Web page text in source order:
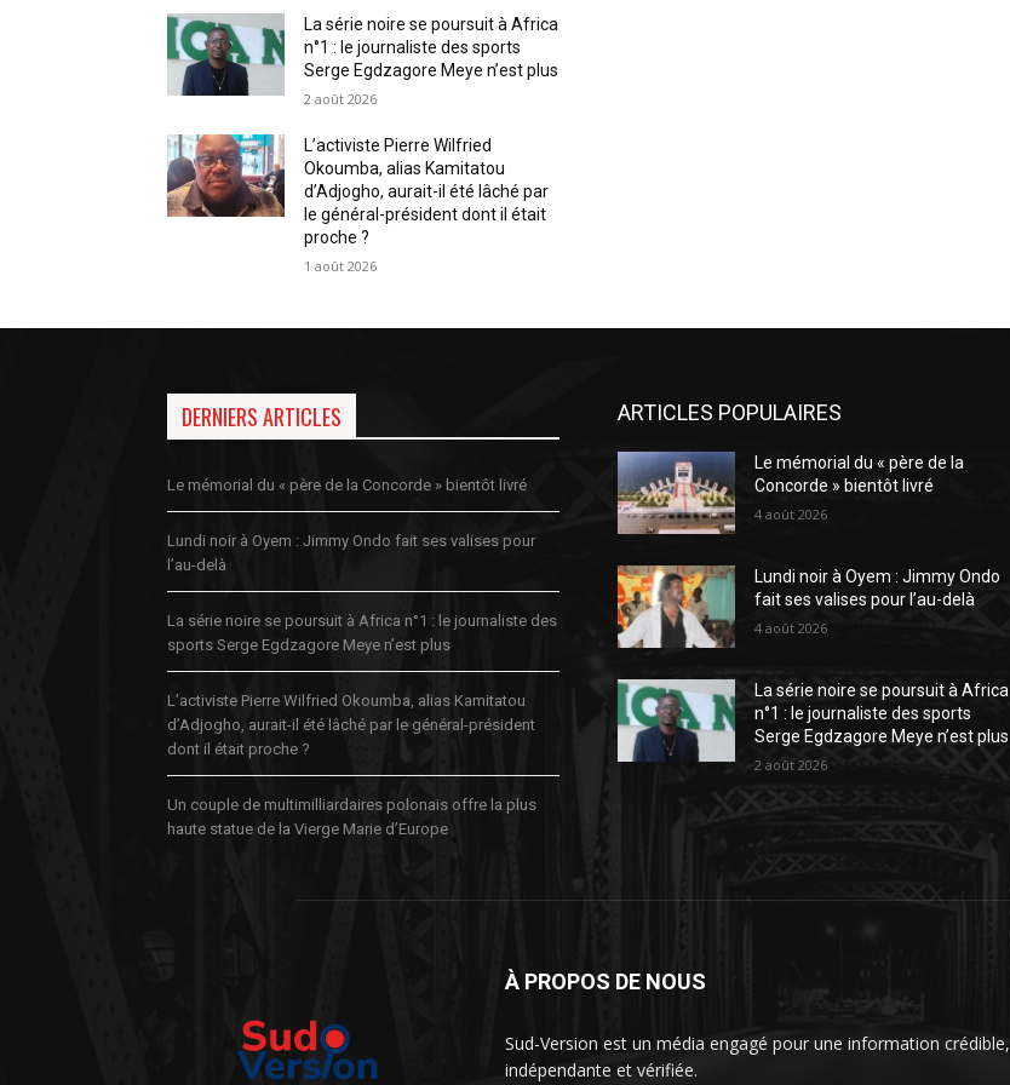
La série noire se poursuit à Africa
n°1 : le journaliste des sports
Serge Egdzagore Meye n’est plus
2 août 2026
L’activiste Pierre Wilfried
Okoumba, alias Kamitatou
d’Adjogho, aurait-il été lâché par
le général-président dont il était
proche ?
1 août 2026
DERNIERS ARTICLES
Le mémorial du « père de la Concorde » bientôt livré
Lundi noir à Oyem : Jimmy Ondo fait ses valises pour
l’au-delà
La série noire se poursuit à Africa n°1 : le journaliste des
sports Serge Egdzagore Meye n’est plus
L’activiste Pierre Wilfried Okoumba, alias Kamitatou
d’Adjogho, aurait-il été lâché par le général-président
dont il était proche ?
Un couple de multimilliardaires polonais offre la plus
haute statue de la Vierge Marie d’Europe
ARTICLES POPULAIRES
Le mémorial du « père de la
Concorde » bientôt livré
4 août 2026
Lundi noir à Oyem : Jimmy Ondo
fait ses valises pour l’au-delà
4 août 2026
La série noire se poursuit à Africa
n°1 : le journaliste des sports
Serge Egdzagore Meye n’est plus
2 août 2026
À PROPOS DE NOUS
Sud-Version est un média engagé pour une information crédible,
indépendante et vérifiée.